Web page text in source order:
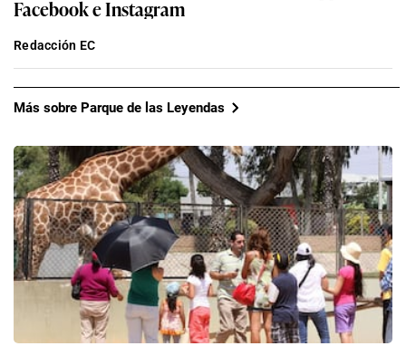
Facebook e Instagram
Redacción EC
Más sobre Parque de las Leyendas